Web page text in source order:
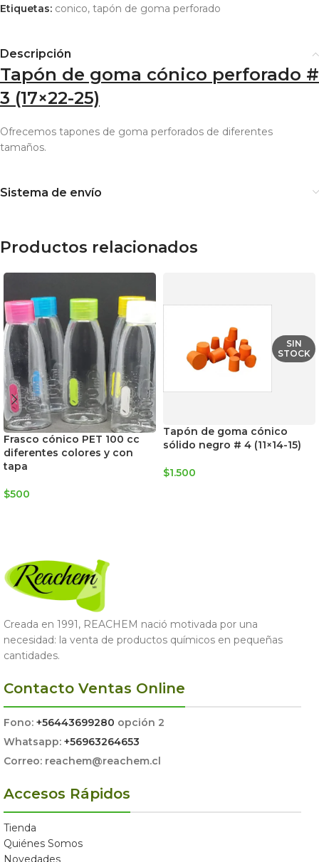
Etiquetas: conico, tapón de goma perforado
Descripción
Tapón de goma cónico perforado #
3 (17×22-25)
Ofrecemos tapones de goma perforados de diferentes
tamaños.
Sistema de envío
Productos relacionados
Frasco cónico PET 100 cc
diferentes colores y con
tapa
$500
SIN
STOCK
Tapón de goma cónico
sólido negro # 4 (11×14-15)
$1.500
Creada en 1991, REACHEM nació motivada por una
necesidad: la venta de productos químicos en pequeñas
cantidades.
Contacto Ventas Online
Fono: +56443699280 opción 2
Whatsapp: +56963264653
Correo: reachem@reachem.cl
Accesos Rápidos
Tienda
Quiénes Somos
Novedades